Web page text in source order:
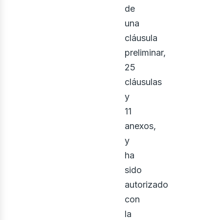
de
una
cláusula
preliminar,
25
cláusulas
y
11
anexos,
y
ha
sido
autorizado
con
la